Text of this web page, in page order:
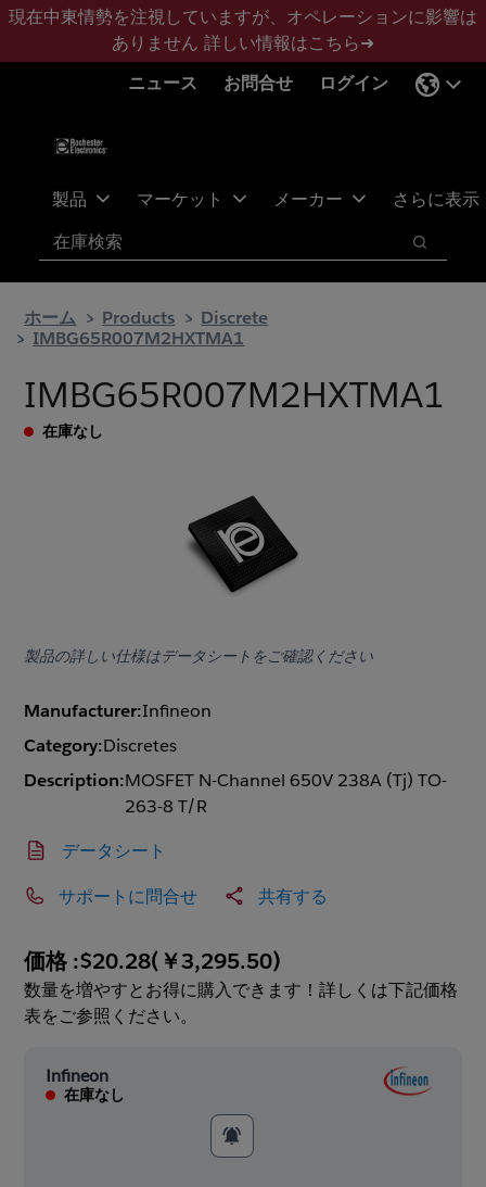
メ
ン
フ
タ
現在中東情勢を注視していますが、オペレーションに影響は
ありません 詳しい情報はこちら➜
ニュース
お問合せ ログイン
製品 マーケット メーカー さらに表示
検索
検索
ホーム Products
Discrete
IMBG65R007M2HXTMA1
IMBG65R007M2HXTMA1
在庫なし
製品の詳しい仕様はデータシートをご確認ください
Manufacturer:Infineon
Category:Discretes
Description:MOSFET N-Channel 650V 238A (Tj) TO-
263-8 T/R
データシート
サポートに問合せ 共有する
価格 :$20.28(￥3,295.50)
数量を増やすとお得に購入できます！詳しくは下記価格
表をご参照ください。
Infineon
在庫なし